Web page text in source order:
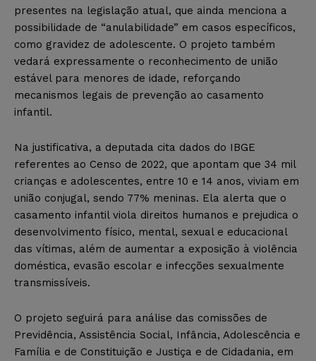
presentes na legislação atual, que ainda menciona a
possibilidade de “anulabilidade” em casos específicos,
como gravidez de adolescente. O projeto também
vedará expressamente o reconhecimento de união
estável para menores de idade, reforçando
mecanismos legais de prevenção ao casamento
infantil.
Na justificativa, a deputada cita dados do IBGE
referentes ao Censo de 2022, que apontam que 34 mil
crianças e adolescentes, entre 10 e 14 anos, viviam em
união conjugal, sendo 77% meninas. Ela alerta que o
casamento infantil viola direitos humanos e prejudica o
desenvolvimento físico, mental, sexual e educacional
das vítimas, além de aumentar a exposição à violência
doméstica, evasão escolar e infecções sexualmente
transmissíveis.
O projeto seguirá para análise das comissões de
Previdência, Assistência Social, Infância, Adolescência e
Família e de Constituição e Justiça e de Cidadania, em